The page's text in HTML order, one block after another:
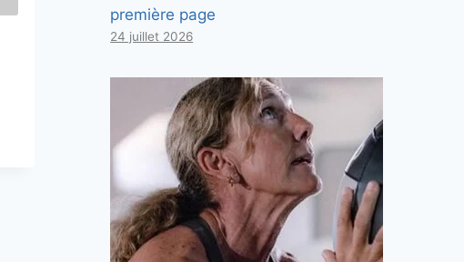
Comment éviter qu’un
ralentissement émotionnel ne
se transforme en dépression
Florence 28 avril 2024
première page
24 juillet 2026